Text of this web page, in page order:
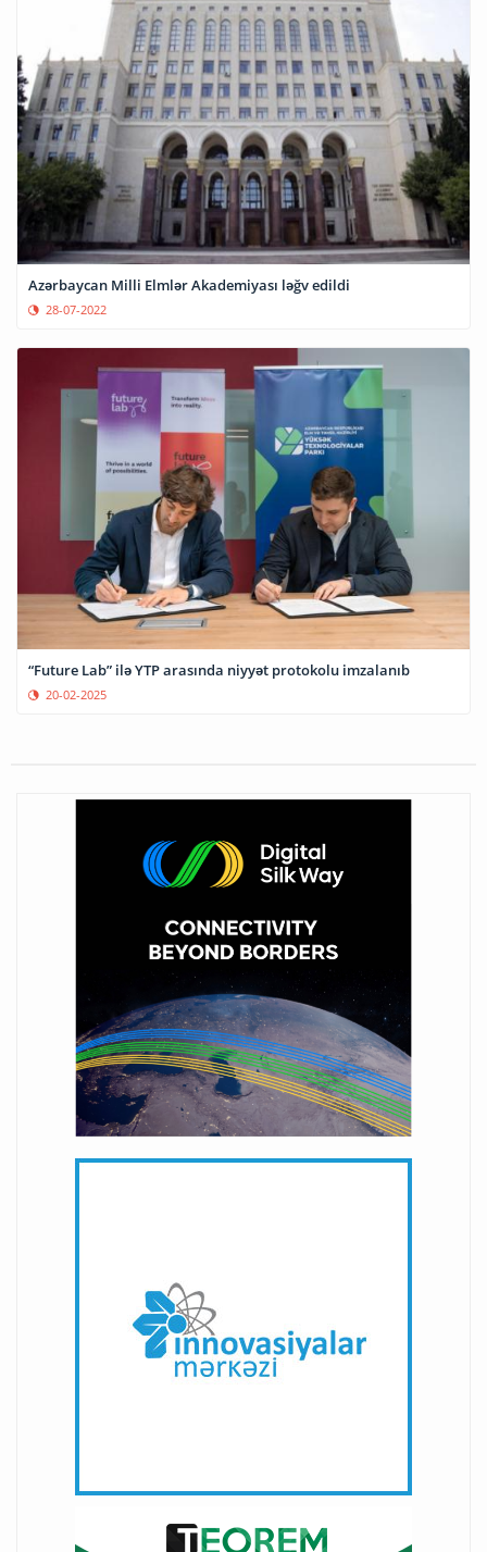
Azərbaycan Milli Elmlər Akademiyası ləğv edildi
28-07-2022
“Future Lab” ilə YTP arasında niyyət protokolu imzalanıb
20-02-2025